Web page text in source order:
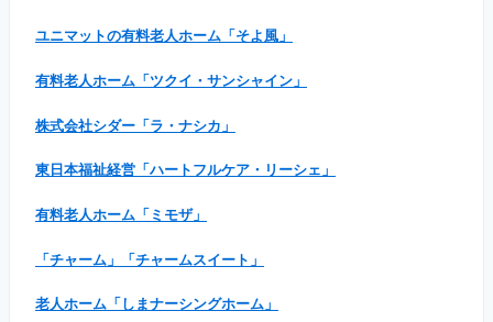
ユニマットの有料老人ホーム「そよ風」
有料老人ホーム「ツクイ・サンシャイン」
株式会社シダー「ラ・ナシカ」
東日本福祉経営「ハートフルケア・リーシェ」
有料老人ホーム「ミモザ」
「チャーム」「チャームスイート」
老人ホーム「しまナーシングホーム」